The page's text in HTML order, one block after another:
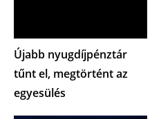
Újabb nyugdíjpénztár
tűnt el, megtörtént az
egyesülés